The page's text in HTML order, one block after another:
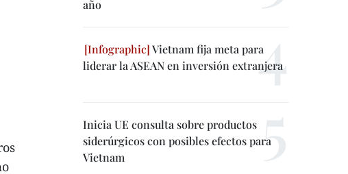
año
Vietnam fija meta para
liderar la ASEAN en inversión extranjera
Inicia UE consulta sobre productos
siderúrgicos con posibles efectos para
Vietnam